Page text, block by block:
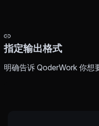
指定输出格式
明确告诉 QoderWork 你想